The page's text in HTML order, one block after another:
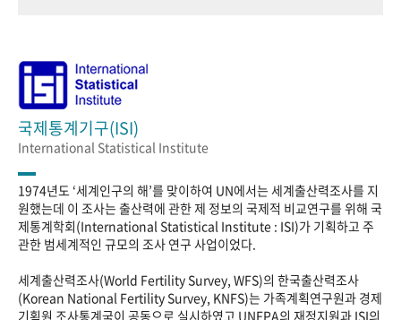
국제통계기구(ISI)
International Statistical Institute
1974년도 ‘세계인구의 해’를 맞이하여 UN에서는 세계출산력조사를 지
원했는데 이 조사는 출산력에 관한 제 정보의 국제적 비교연구를 위해 국
제통계학회(International Statistical Institute : ISI)가 기획하고 주
관한 범세계적인 규모의 조사 연구 사업이었다.
세계출산력조사(World Fertility Survey, WFS)의 한국출산력조사
(Korean National Fertility Survey, KNFS)는 가족계획연구원과 경제
기획원 조사통계국이 공동으로 실시하였고 UNFPA의 재정지원과 ISI의